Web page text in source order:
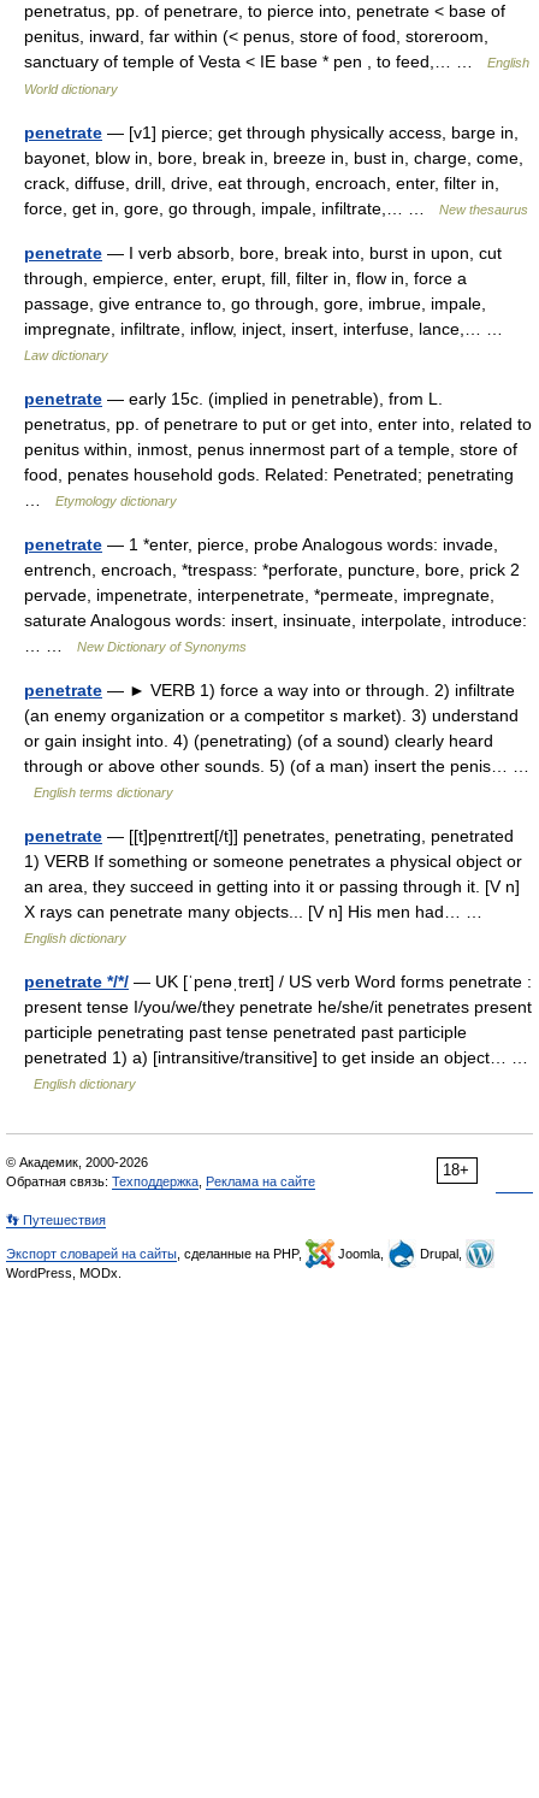
penetratus, pp. of penetrare, to pierce into, penetrate < base of
penitus, inward, far within (< penus, store of food, storeroom,
sanctuary of temple of Vesta < IE base * pen , to feed,… …
English
World dictionary
penetrate — [v1] pierce; get through physically access, barge in,
bayonet, blow in, bore, break in, breeze in, bust in, charge, come,
crack, diffuse, drill, drive, eat through, encroach, enter, filter in,
force, get in, gore, go through, impale, infiltrate,… …
New thesaurus
penetrate — I verb absorb, bore, break into, burst in upon, cut
through, empierce, enter, erupt, fill, filter in, flow in, force a
passage, give entrance to, go through, gore, imbrue, impale,
impregnate, infiltrate, inflow, inject, insert, interfuse, lance,… …
Law dictionary
penetrate — early 15c. (implied in penetrable), from L.
penetratus, pp. of penetrare to put or get into, enter into, related to
penitus within, inmost, penus innermost part of a temple, store of
food, penates household gods. Related: Penetrated; penetrating
Etymology dictionary
penetrate — 1 *enter, pierce, probe Analogous words: invade,
entrench, encroach, *trespass: *perforate, puncture, bore, prick 2
pervade, impenetrate, interpenetrate, *permeate, impregnate,
saturate Analogous words: insert, insinuate, interpolate, introduce:
New Dictionary of Synonyms
penetrate — ► VERB 1) force a way into or through. 2) infiltrate
(an enemy organization or a competitor s market). 3) understand
or gain insight into. 4) (penetrating) (of a sound) clearly heard
through or above other sounds. 5) (of a man) insert the penis… …
English terms dictionary
penetrate — [[t]pe̱nɪtreɪt[/t]] penetrates, penetrating, penetrated
1) VERB If something or someone penetrates a physical object or
an area, they succeed in getting into it or passing through it. [V n]
X rays can penetrate many objects... [V n] His men had… …
English dictionary
penetrate */*/ — UK [ˈpenəˌtreɪt] / US verb Word forms penetrate :
present tense I/you/we/they penetrate he/she/it penetrates present
participle penetrating past tense penetrated past participle
penetrated 1) a) [intransitive/transitive] to get inside an object… …
English dictionary
18+
© Академик, 2000-2026
Обратная связь: Техподдержка Реклама на сайте
👣 Путешествия
Экспорт словарей на сайты , сделанные на PHP, Joomla,
Drupal,
WordPress, MODx.